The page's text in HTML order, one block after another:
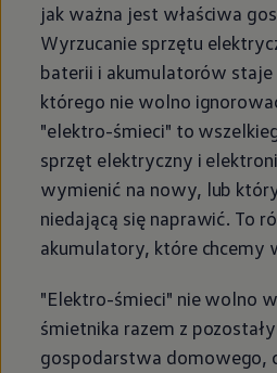
jak ważna jest właściwa
Wyrzucanie sprzętu
baterii i akumulatorów staje
którego nie wolno
"elektro-śmieci" to
sprzęt elektryczny i
wymienić na nowy, lub
niedającą się naprawić. To
akumulatory, które chcemy
"Elektro-śmieci" nie wolno
śmietnika razem z
gospodarstwa domowego,